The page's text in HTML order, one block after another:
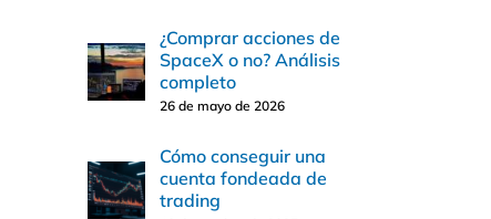
¿Comprar acciones de
SpaceX o no? Análisis
completo
26 de mayo de 2026
Cómo conseguir una
cuenta fondeada de
trading